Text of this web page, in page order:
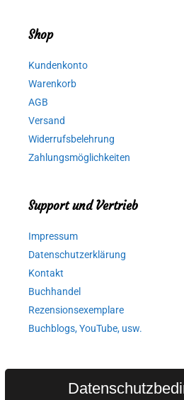
Shop
Kundenkonto
Warenkorb
AGB
Versand
Widerrufsbelehrung
Zahlungsmöglichkeiten
Support und Vertrieb
Impressum
Datenschutzerklärung
Kontakt
Buchhandel
Rezensionsexemplare
Buchblogs, YouTube, usw.